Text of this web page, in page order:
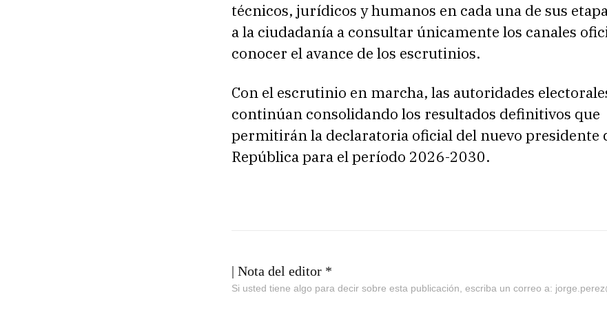
técnicos, jurídicos y humanos en cada una de sus
a la ciudadanía a consultar únicamente los canales
conocer el avance de los escrutinios.
Con el escrutinio en marcha, las autoridades
continúan consolidando los resultados definitivos que
permitirán la declaratoria oficial del nuevo presidente
República para el período 2026-2030.
| Nota del editor *
Si usted tiene algo para decir sobre esta publicación, escriba un correo a: